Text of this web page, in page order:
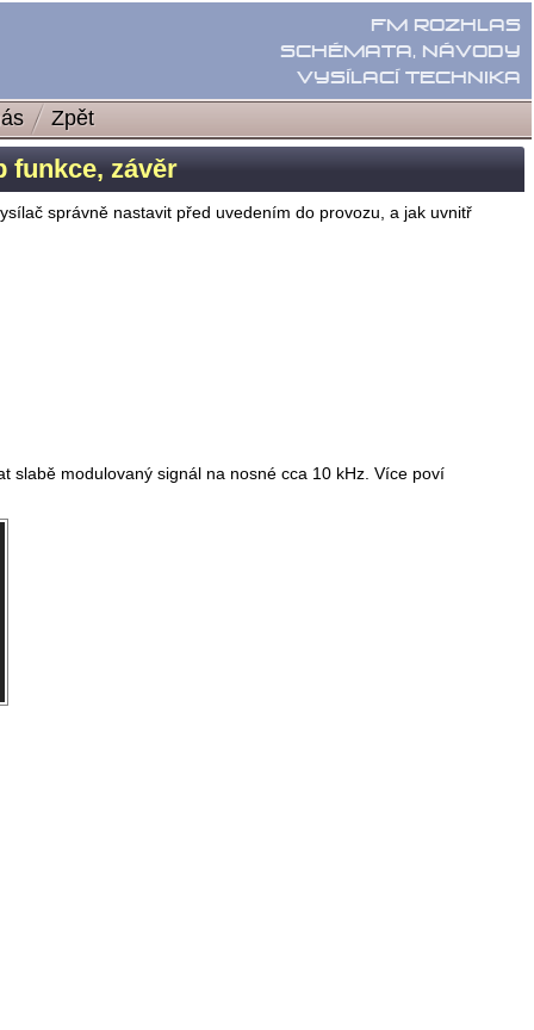
Zpět
funkce, závěr
správně nastavit před uvedením do provozu, a jak uvnitř
slabě modulovaný signál na nosné cca 10 kHz. Více poví